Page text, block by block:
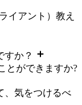
イアント）教え
すか？
とができますか?
、気をつけるべ